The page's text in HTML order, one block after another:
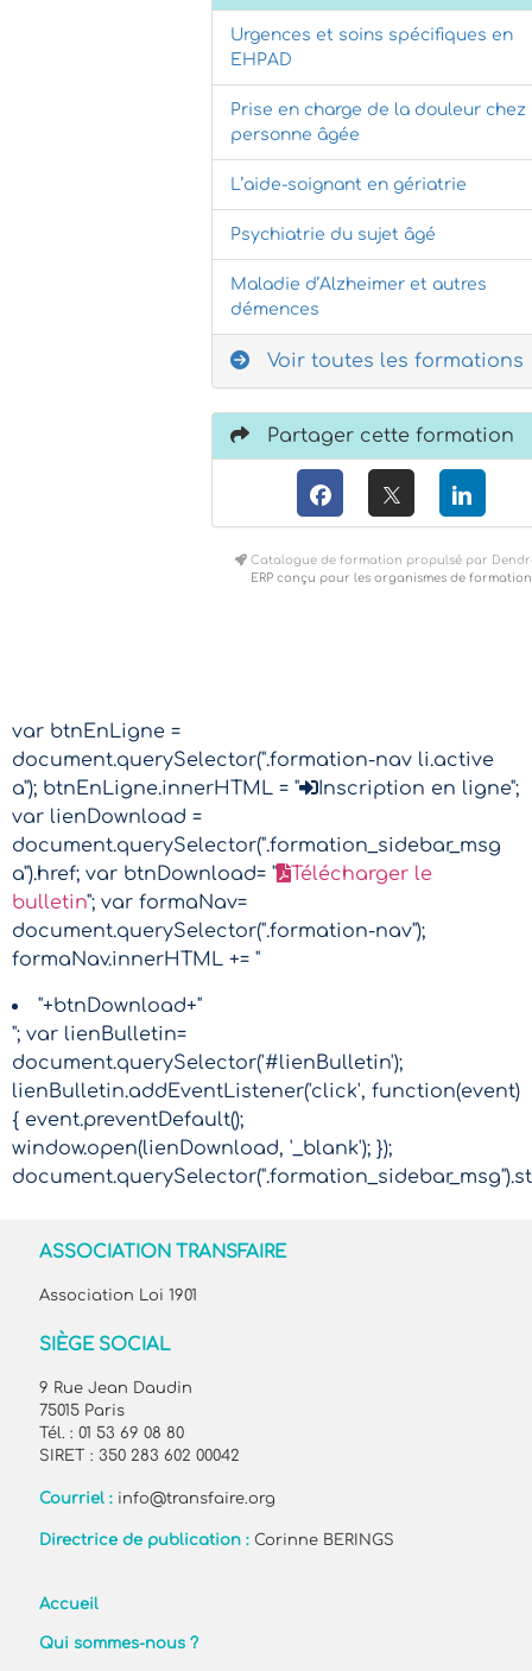
Urgences et soins spécifiques en
EHPAD
Prise en charge de la douleur chez
personne âgée
L’aide-soignant en gériatrie
Psychiatrie du sujet âgé
Maladie d’Alzheimer et autres
démences
Voir toutes les formations
Partager cette formation
Catalogue de formation propulsé par
ERP conçu pour les organismes de formation
var btnEnLigne =
document.querySelector(".formation-nav li.active
a"); btnEnLigne.innerHTML = "
Inscription en ligne";
var lienDownload =
document.querySelector(".formation_sidebar_msg
a").href; var btnDownload= "
Télécharger le
bulletin"; var formaNav=
document.querySelector(".formation-nav");
formaNav.innerHTML += "
"+btnDownload+"
"; var lienBulletin=
document.querySelector('#lienBulletin');
lienBulletin.addEventListener('click', function(event)
{ event.preventDefault();
window.open(lienDownload, '_blank'); });
ASSOCIATION TRANSFAIRE
Association Loi 1901
SIÈGE SOCIAL
9 Rue Jean Daudin
75015 Paris
Tél. : 01 53 69 08 80
SIRET : 350 283 602 00042
Courriel : info@transfaire.org
Directrice de publication :Corinne BERINGS
Accueil
Qui sommes-nous ?